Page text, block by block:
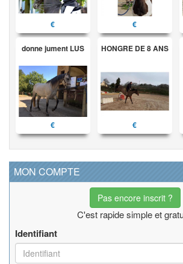
€ €
donne jument LUS
€
HONGRE DE 8 ANS
€
MON COMPTE
Pas encore inscrit ?
C'est rapide simple et
Identifiant